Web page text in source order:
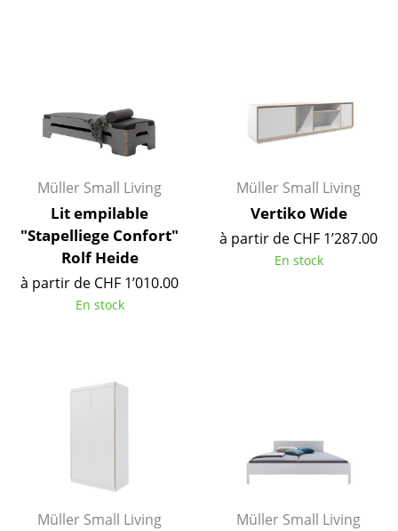
Petits rangements
Pièces détachées
... voir tous les rangements
Luminaires
Suspensions & Plafonniers
Lampes de table
Müller Small Living
Lit empilable
"Stapelliege Confort"
Rolf Heide
à partir de CHF 1’010.00
En stock
Müller Small Living
Vertiko Wide
à partir de CHF 1’287.00
En stock
Müller Small Living Müller Small Living